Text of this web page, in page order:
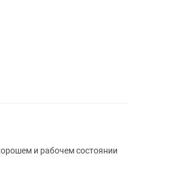
и рабочем состоянии